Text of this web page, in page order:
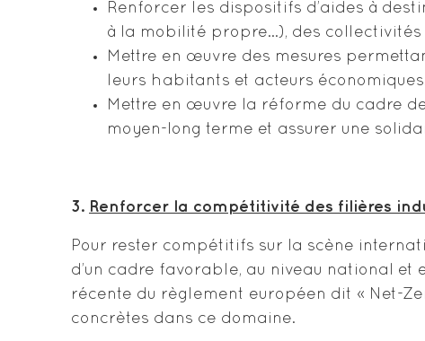
Renforcer les dispositifs d’aides à
à la mobilité propre…), des
Mettre en œuvre des mesures
leurs habitants et acteurs
Mettre en œuvre la réforme du cadre
moyen-long terme et assurer une
3. Renforcer la compétitivité des filières
Pour rester compétitifs sur la scène
d’un cadre favorable, au niveau national et
récente du règlement européen dit « Net-
concrètes dans ce domaine.